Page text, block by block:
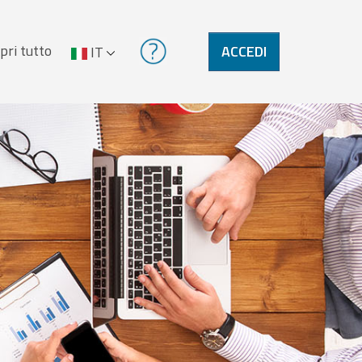
tutto IT ACCEDI